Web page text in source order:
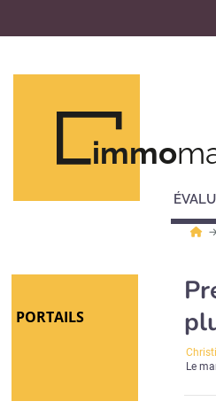
immo
PORTAILS
Le